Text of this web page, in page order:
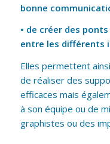
bonne
• de créer des
entre les différents
Elles permettent
de réaliser des
efficaces mais
à son équipe ou de
graphistes ou des